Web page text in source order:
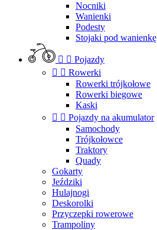
Nocniki
Wanienki
Podesty
Stojaki pod wanienkę
  Pojazdy
  Rowerki
Rowerki trójkołowe
Rowerki biegowe
Kaski
  Pojazdy na akumulator
Samochody
Trójkołowce
Traktory
Quady
Gokarty
Jeździki
Hulajnogi
Deskorolki
Przyczepki rowerowe
Trampoliny